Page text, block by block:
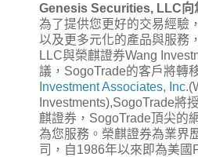
Genesis Securities, LLC向
為了提供您更好的交易經驗
以及更多元化的產品與服務
LLC與榮麒證券Wang
議，SogoTrade的客戶將轉
Investment Associates, Inc.
Investments),SogoTrade將
麒證券，SogoTrade頂尖的
為您服務。榮麒證券為業界
司，自1986年以來即為美國